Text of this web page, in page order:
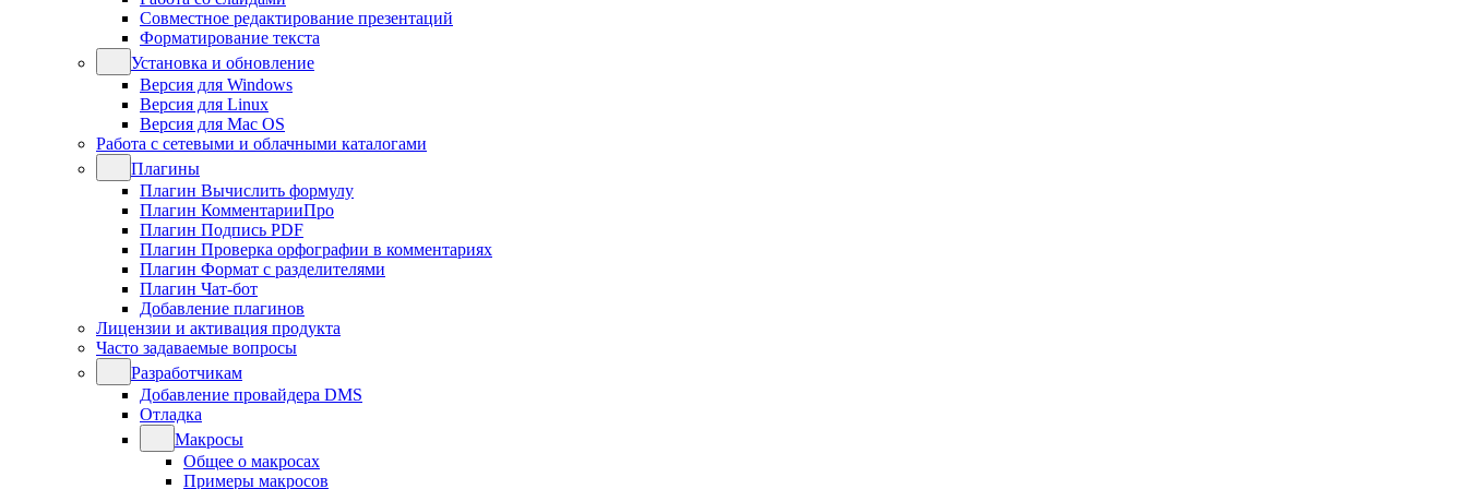
Совместное редактирование презентаций
Форматирование текста
Установка и обновление
Версия для Windows
Версия для Linux
Версия для Mac OS
Работа с сетевыми и облачными каталогами
Плагины
Плагин Вычислить формулу
Плагин КомментарииПро
Плагин Подпись PDF
Плагин Проверка орфографии в комментариях
Плагин Формат с разделителями
Плагин Чат-бот
Добавление плагинов
Лицензии и активация продукта
Часто задаваемые вопросы
Разработчикам
Добавление провайдера DMS
Отладка
Макросы
Общее о макросах
Примеры макросов